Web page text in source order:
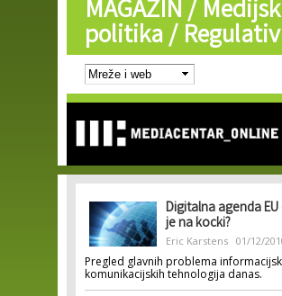
Skip to
main
content
MAGAZIN /
politika /
Digitalna agenda EU
je na kocki?
Eric Karstens 01/12/
Pregled glavnih problema
komunikacijskih tehnologija danas.